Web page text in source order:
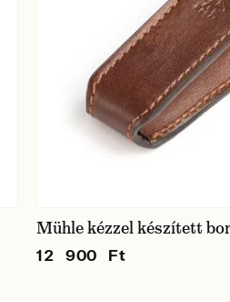
Mühle kézzel készített
12 900 Ft